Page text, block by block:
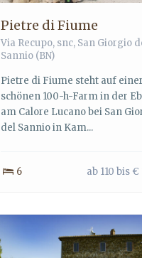
Pietre di Fiume
Via Recupo, snc, San Giorgio
Sannio (BN)
Pietre di Fiume steht auf einer
schönen 100-h-Farm in der
am Calore Lucano bei San
del Sannio in Kam...
6 ab 110 bis